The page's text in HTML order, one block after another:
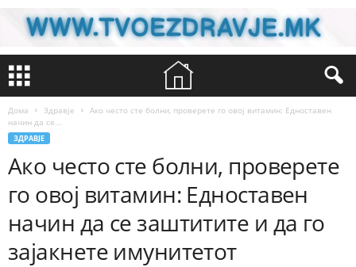
Дома Здравје
Ако често сте болни, проверете го овој витамин: Едноставен
начин да се...
ЗДРАВЈЕ
Ако често сте болни, проверете
го овој витамин: Едноставен
начин да се заштитите и да го
зајакнете имунитетот